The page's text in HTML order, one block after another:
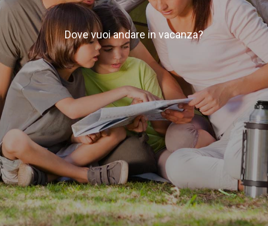
Dove vuoi andare in vacanza?